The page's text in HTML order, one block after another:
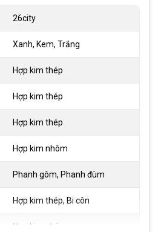
26city
Xanh, Kem, Trắng
Hợp kim thép
Hợp kim thép
Hợp kim thép
Hợp kim nhôm
Phanh gôm, Phanh đùm
Hợp kim thép, Bi côn
Hợp kim nhôm